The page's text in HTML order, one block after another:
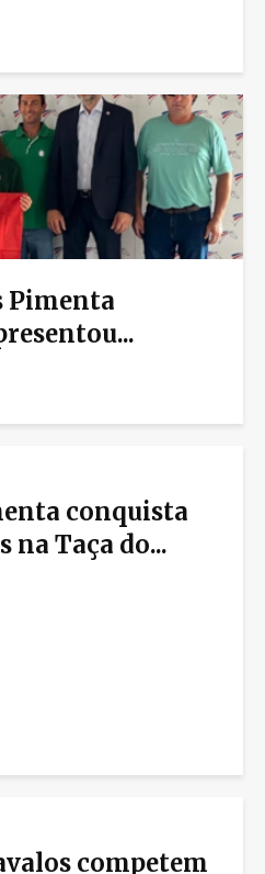
Pimenta
conquista
na Taça do...
competem